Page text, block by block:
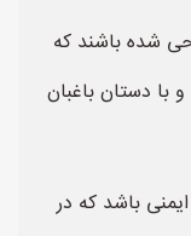
شده باشند که
با دستان باغبان
باشد که در